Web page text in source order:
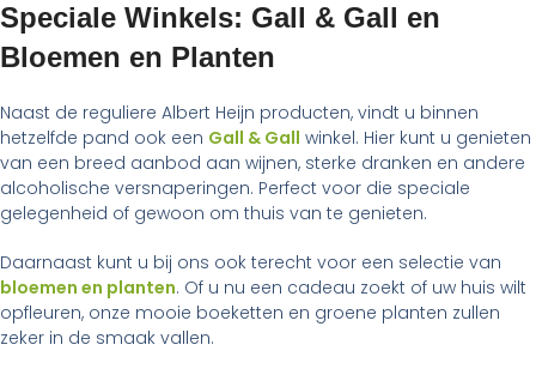
Speciale Winkels: Gall & Gall en
Bloemen en Planten
Naast de reguliere Albert Heijn producten, vindt u binnen
hetzelfde pand ook een Gall & Gall winkel. Hier kunt u genieten
van een breed aanbod aan wijnen, sterke dranken en andere
alcoholische versnaperingen. Perfect voor die speciale
gelegenheid of gewoon om thuis van te genieten.
Daarnaast kunt u bij ons ook terecht voor een selectie van
bloemen en planten. Of u nu een cadeau zoekt of uw huis wilt
opfleuren, onze mooie boeketten en groene planten zullen
zeker in de smaak vallen.